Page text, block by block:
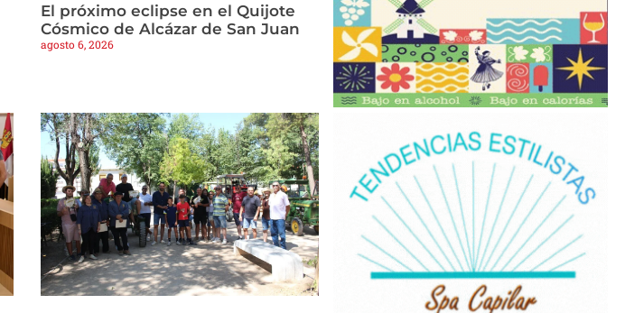
El próximo eclipse en el Quijote
Cósmico de Alcázar de San Juan
agosto 6, 2026